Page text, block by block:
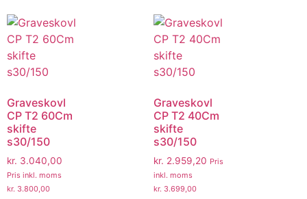
Graveskovl
CP T2 60Cm
skifte
s30/150
kr. 3.040,00
Pris inkl. moms
kr. 3.800,00
Graveskovl
CP T2 40Cm
skifte
s30/150
kr. 2.959,20 Pris
inkl. moms
kr. 3.699,00